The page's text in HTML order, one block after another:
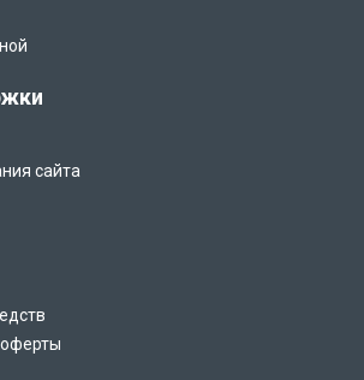
сайта